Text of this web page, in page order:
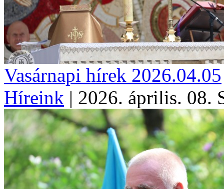
Vasárnapi hírek 2026.04.05
Híreink | 2026. április. 08.